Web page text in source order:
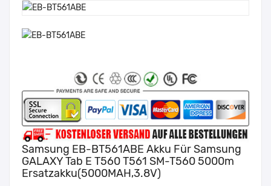
Samsung EB-BT561ABE Akku Für Samsung
GALAXY Tab E T560 T561 SM-T560 5000m
Ersatzakku(5000MAH,3.8V)